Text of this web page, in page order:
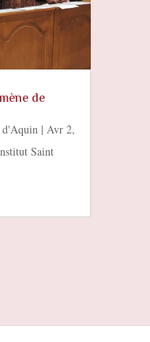
de
| Avr 2,
Saint